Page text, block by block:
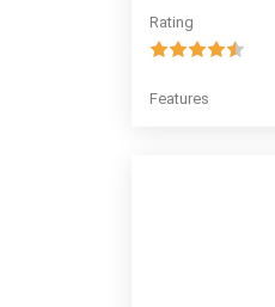
Rating
Features